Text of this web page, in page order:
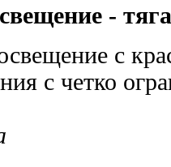
-
с
с четко